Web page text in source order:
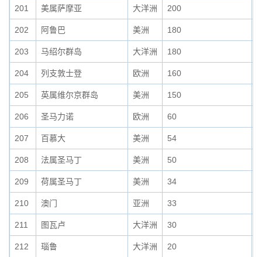
201 美属萨摩亚 大洋洲 200
202 阿鲁巴 美洲 180
203 马绍尔群岛 大洋洲 180
204 列支敦士登 欧洲 160
205 英属维尔京群岛 美洲 150
206 圣马力诺 欧洲 60
207 百慕大 美洲 54
208 法属圣马丁 美洲 50
209 荷属圣马丁 美洲 34
210 澳门 亚洲 33
211 图瓦卢 大洋洲 30
212 瑙鲁 大洋洲 20